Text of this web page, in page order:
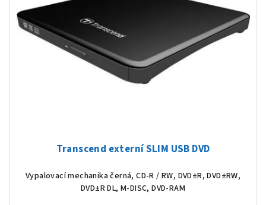
Transcend externí SLIM USB DVD
Vypalovací mechanika černá, CD-R / RW, DVD±R, DVD±RW,
DVD±R DL, M-DISC, DVD-RAM